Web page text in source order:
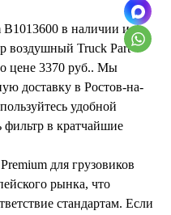
в наличии и
воздушный Truck Part
цене 3370 руб.. Мы
доставку в Ростов-на-
удобной
фильтр в кратчайшие
для грузовиков
рынка, что
стандартам. Если